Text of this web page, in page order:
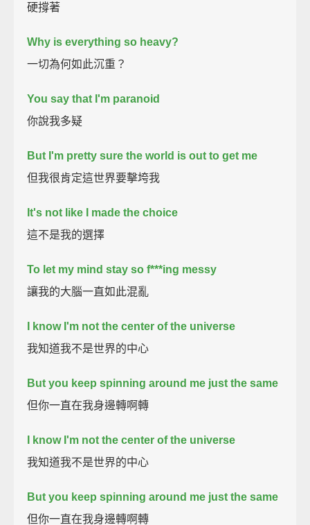
硬撐著
Why is everything so heavy?
一切為何如此沉重？
You say that I'm paranoid
你說我多疑
But I'm pretty sure the world is out to get me
但我很肯定這世界要擊垮我
It's not like I made the choice
這不是我的選擇
To let my mind stay so f***ing messy
讓我的大腦一直如此混亂
I know I'm not the center of the universe
我知道我不是世界的中心
But you keep spinning around me just the same
但你一直在我身邊轉啊轉
I know I'm not the center of the universe
我知道我不是世界的中心
But you keep spinning around me just the same
但你一直在我身邊轉啊轉